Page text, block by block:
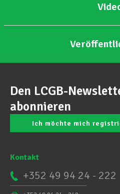
Den LCGB-
abonnieren
Ich möchte mich
Kontakt
+352 49 94 24 - 222